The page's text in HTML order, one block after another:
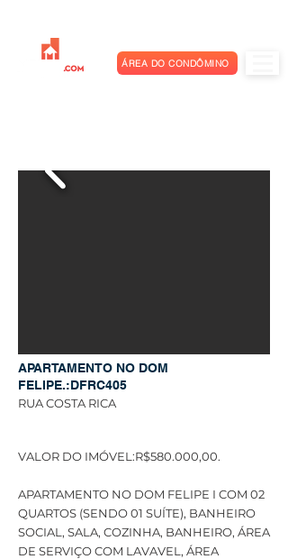
ÁREA DO CONDÔMINO
APARTAMENTO NO DOM
FELIPE.:DFRC405
RUA COSTA RICA
VALOR DO IMÓVEL:R$580.000,00.
APARTAMENTO NO DOM FELIPE I COM 02
QUARTOS (SENDO 01 SUÍTE), BANHEIRO
SOCIAL, SALA, COZINHA, BANHEIRO, ÁREA
DE SERVIÇO COM LAVAVEL, ÁREA